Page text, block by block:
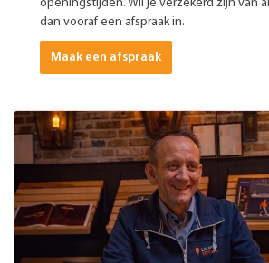
openingstijden. Wil je verzekerd zijn van
dan vooraf een afspraak in.
Maak een afspraak